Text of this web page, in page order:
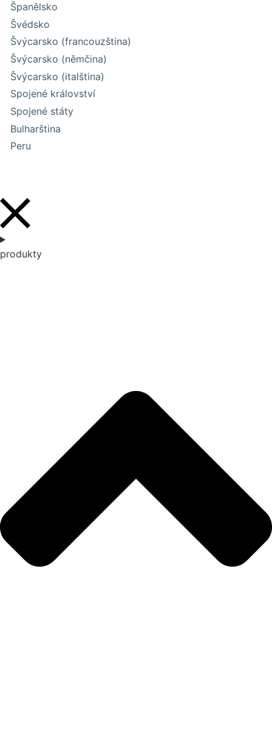
Španělsko
Švédsko
Švýcarsko (francouzština)
Švýcarsko (němčina)
Švýcarsko (italština)
Spojené království
Spojené státy
Bulharština
Peru
produkty